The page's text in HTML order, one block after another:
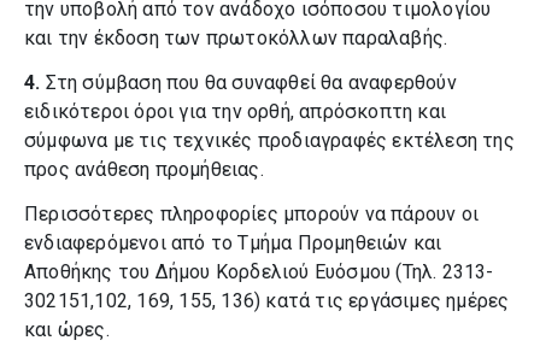
την υποβολή από τον ανάδοχο ισόποσου τιμολογίου
και την έκδοση των πρωτοκόλλων παραλαβής.
4. Στη σύμβαση που θα συναφθεί θα αναφερθούν
ειδικότεροι όροι για την ορθή, απρόσκοπτη και
σύμφωνα με τις τεχνικές προδιαγραφές εκτέλεση της
προς ανάθεση προμήθειας.
Περισσότερες πληροφορίες μπορούν να πάρουν οι
ενδιαφερόμενοι από το Τμήμα Προμηθειών και
Αποθήκης του Δήμου Κορδελιού Ευόσμου (Τηλ. 2313-
302151,102, 169, 155, 136) κατά τις εργάσιμες ημέρες
και ώρες.